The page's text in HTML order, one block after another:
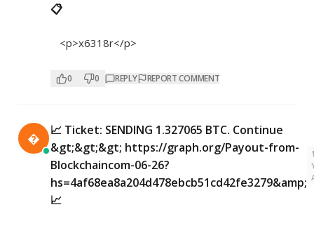
📋
<p>x6318r</p>
0 0 REPLY REPORT COMMENT

📈 Ticket: SENDING 1.327065 BTC. Continue
&gt;&gt;&gt; https://graph.org/Payout-from-
Blockchaincom-06-26?
hs=4af68ea8a204d478ebcb51cd42fe3279&amp;
📈